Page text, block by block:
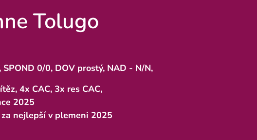
Tolugo
0/0, DOV prostý, NAD - N/N,
4x CAC, 3x res CAC,
2025
nejlepší v plemeni 2025